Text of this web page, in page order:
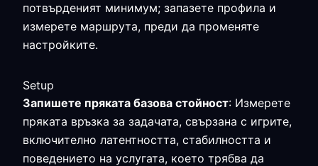
потвърденият минимум; запазете профила и
измерете маршрута, преди да променяте
настройките.
Setup
Запишете пряката базова стойност: Измерете
пряката връзка за задачата, свързана с игрите,
включително латентността, стабилността и
поведението на услугата, което трябва да